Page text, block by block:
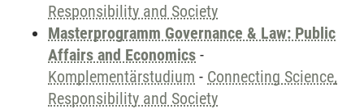
Responsibility and Society
Masterprogramm Governance & Law: Public
Affairs and Economics -
Komplementärstudium - Connecting Science,
Responsibility and Society